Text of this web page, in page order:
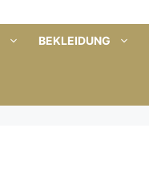
BEKLEIDUNG